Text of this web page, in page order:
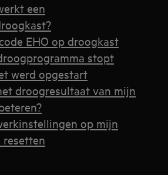
een
EHO op droogkast
stopt
werd opgestart
droogresultaat van mijn
op mijn
resetten